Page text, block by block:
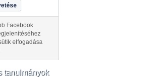
Facebook
elfogadása
tanulmányok